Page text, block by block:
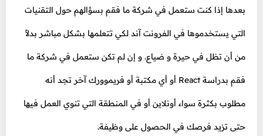
بعدها إذا كنت ستعمل في شركة ما فقم بسؤالهم حول التقنيات
التي يستخدموها في الفرونت آند لكي تتعلمها بشكل مباشر بدلاً
من أن تظل في حيرة و ضياع. و إن لم تكن ستعمل في شركة ما
فقم بدراسة React أو أي مكتبة أو فريموورك آخر تجد أنه
مطلوب بكثرة سواء أونلاين أو في المنطقة التي تنوي العمل فيها
حتى تزيد فرصك في الحصول على وظيفة.